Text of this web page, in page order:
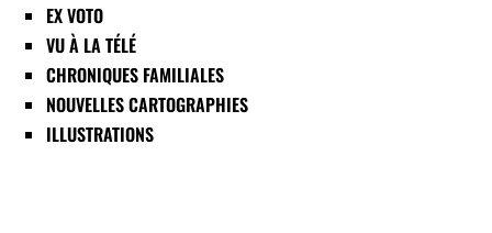
EX VOTO
VU À LA TÉLÉ
CHRONIQUES FAMILIALES
NOUVELLES CARTOGRAPHIES
ILLUSTRATIONS